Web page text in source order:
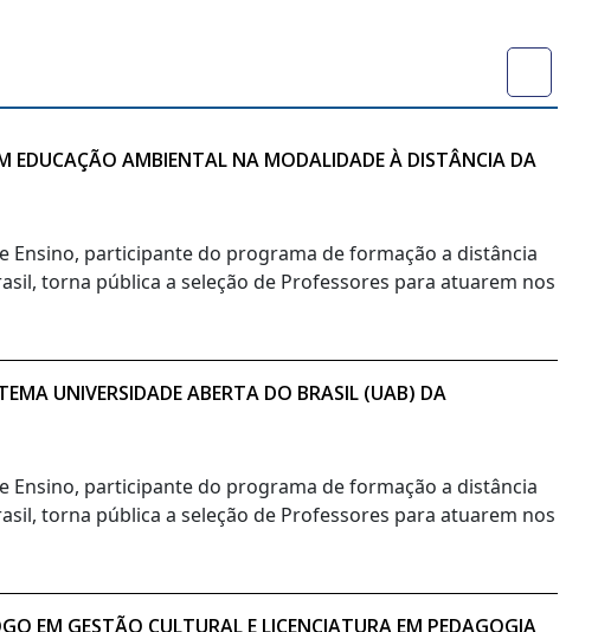
EDUCAÇÃO AMBIENTAL NA MODALIDADE À DISTÂNCIA DA
Ensino, participante do programa de formação a distância
torna pública a seleção de Professores para atuarem nos
UNIVERSIDADE ABERTA DO BRASIL (UAB) DA
Ensino, participante do programa de formação a distância
torna pública a seleção de Professores para atuarem nos
EM GESTÃO CULTURAL E LICENCIATURA EM PEDAGOGIA